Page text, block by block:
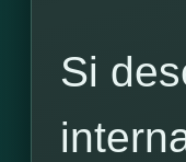
Si